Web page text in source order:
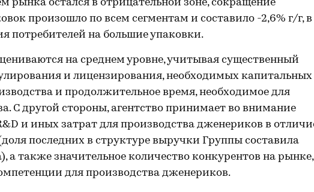
рынка остался в отрицательной зоне, сокращение
произошло по всем сегментам и составило -2,6% г/г, в
потребителей на большие упаковки.
на среднем уровне, учитывая существенный
и лицензирования, необходимых капитальных
и продолжительное время, необходимое для
С другой стороны, агентство принимает во внимание
и иных затрат для производства дженериков в
последних в структуре выручки Группы составила
а также значительное количество конкурентов на рынке,
для производства дженериков.